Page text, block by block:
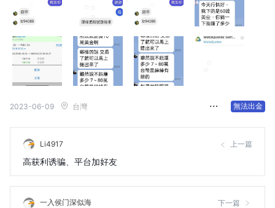
2023-06-09 台灣 無法出金
Li4917 上一篇
高获利诱骗、平台加好友
一入侯门深似海 下一篇